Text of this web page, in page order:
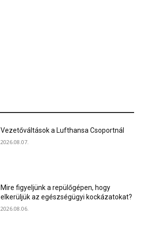
Vezetőváltások a Lufthansa Csoportnál
2026.08.07.
Mire figyeljünk a repülőgépen, hogy
elkerüljük az egészségügyi kockázatokat?
2026.08.06.